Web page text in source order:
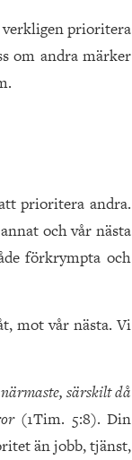
prioritera
om andra märker
prioritera andra.
och vår nästa
förkrympta och
mot vår nästa. Vi
särskilt då
(1Tim. 5:8). Din
än jobb, tjänst,